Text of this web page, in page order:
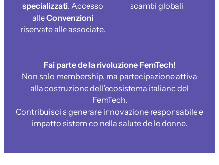
specializzati. Accesso
alleConvenzioni
riservate alle associate.
scambi globali
Fai parte della rivoluzione FemTech!
Non solo membership, ma partecipazione attiva
alla costruzione dell’ecosistema italiano del
FemTech.
Contribuisci a generare innovazione responsabile e
impatto sistemico nella salute delle donne.